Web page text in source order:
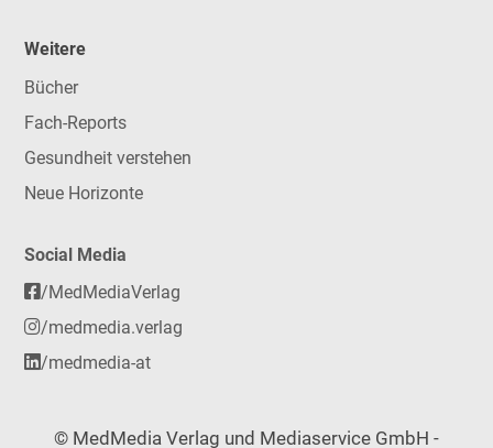
Weitere
Bücher
Fach-Reports
Gesundheit verstehen
Neue Horizonte
Social Media
/MedMediaVerlag
/medmedia.verlag
/medmedia-at
© MedMedia Verlag und Mediaservice GmbH -